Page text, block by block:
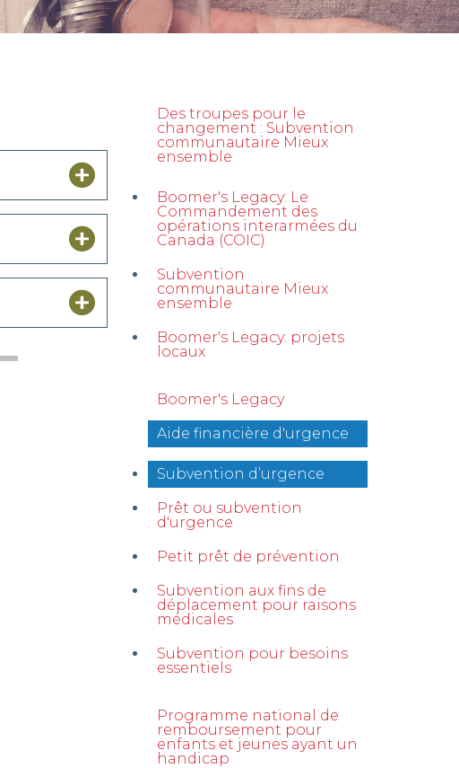
Des troupes pour le
changement : Subvention
communautaire Mieux
ensemble
Boomer's Legacy: Le
Commandement des
opérations interarmées du
Canada (COIC)
Subvention
communautaire Mieux
ensemble
Boomer's Legacy: projets
locaux
Boomer's Legacy
Aide financière d'urgence
Subvention d’urgence
Prêt ou subvention
d'urgence
Petit prêt de prévention
Subvention aux fins de
déplacement pour raisons
médicales
Subvention pour besoins
essentiels
Programme national de
remboursement pour
enfants et jeunes ayant un
handicap